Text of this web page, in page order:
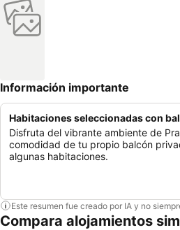
Información importante
Habitaciones seleccionadas con
Disfruta del vibrante ambiente de
comodidad de tu propio balcón
algunas habitaciones.
Este resumen fue creado por IA y no
Compara alojamientos